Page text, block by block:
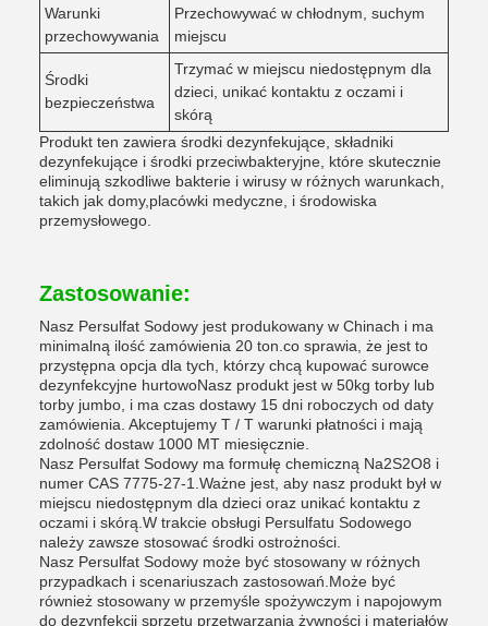
Warunki
przechowywania
Przechowywać w chłodnym, suchym
miejscu
Środki
bezpieczeństwa
Trzymać w miejscu niedostępnym dla
dzieci, unikać kontaktu z oczami i
skórą
Produkt ten zawiera środki dezynfekujące, składniki
dezynfekujące i środki przeciwbakteryjne, które skutecznie
eliminują szkodliwe bakterie i wirusy w różnych warunkach,
takich jak domy,placówki medyczne, i środowiska
przemysłowego.
Zastosowanie:
Nasz Persulfat Sodowy jest produkowany w Chinach i ma
minimalną ilość zamówienia 20 ton.co sprawia, że jest to
przystępna opcja dla tych, którzy chcą kupować surowce
dezynfekcyjne hurtowoNasz produkt jest w 50kg torby lub
torby jumbo, i ma czas dostawy 15 dni roboczych od daty
zamówienia. Akceptujemy T / T warunki płatności i mają
zdolność dostaw 1000 MT miesięcznie.
Nasz Persulfat Sodowy ma formułę chemiczną Na2S2O8 i
numer CAS 7775-27-1.Ważne jest, aby nasz produkt był w
miejscu niedostępnym dla dzieci oraz unikać kontaktu z
oczami i skórą.W trakcie obsługi Persulfatu Sodowego
należy zawsze stosować środki ostrożności.
Nasz Persulfat Sodowy może być stosowany w różnych
przypadkach i scenariuszach zastosowań.Może być
również stosowany w przemyśle spożywczym i napojowym
do dezynfekcji sprzętu przetwarzania żywności i materiałów